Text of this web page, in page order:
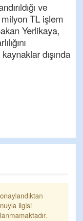
ve
TL işlem
Yerlikaya,
dışında
ilgisi